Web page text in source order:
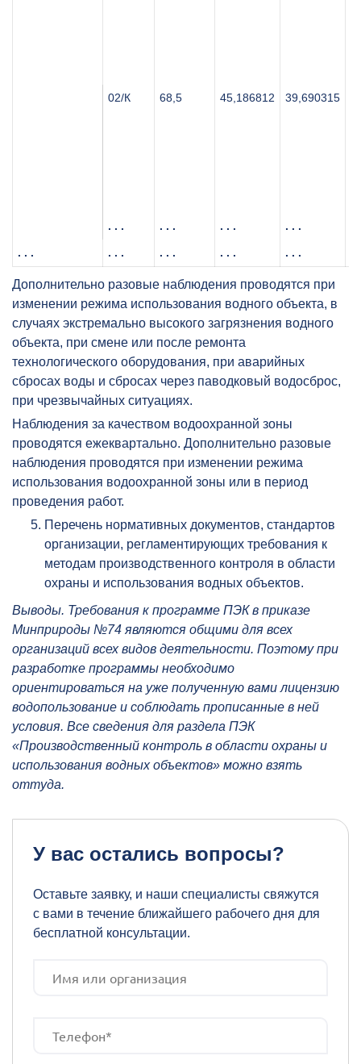
02/К 68,5 45,186812 39,690315
. . . . . . . . . . . .
. . . . . . . . . . . . . . .
Дополнительно разовые наблюдения проводятся при
изменении режима использования водного объекта, в
случаях экстремально высокого загрязнения водного
объекта, при смене или после ремонта
технологического оборудования, при аварийных
сбросах воды и сбросах через паводковый водосброс,
при чрезвычайных ситуациях.
Наблюдения за качеством водоохранной зоны
проводятся ежеквартально. Дополнительно разовые
наблюдения проводятся при изменении режима
использования водоохранной зоны или в период
проведения работ.
Перечень нормативных документов, стандартов
организации, регламентирующих требования к
методам производственного контроля в области
охраны и использования водных объектов.
Выводы. Требования к программе ПЭК в приказе
Минприроды №74 являются общими для всех
организаций всех видов деятельности. Поэтому при
разработке программы необходимо
ориентироваться на уже полученную вами лицензию
водопользование и соблюдать прописанные в ней
условия. Все сведения для раздела ПЭК
«Производственный контроль в области охраны и
использования водных объектов» можно взять
оттуда.
У вас остались вопросы?
Оставьте заявку, и наши специалисты свяжутся
с вами в течение ближайшего рабочего дня для
бесплатной консультации.